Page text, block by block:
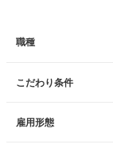
職種
こだわり条件
雇用形態